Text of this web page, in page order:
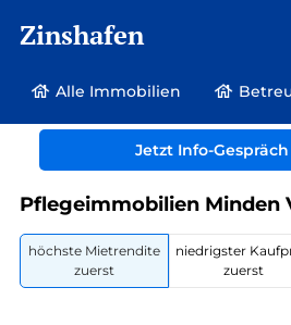
Zinshafen
Alle Immobilien
Jetzt Info-
Betreutes Wohnen und Pflegeimmobilien
Minden
Pflegeimmobilien Minden
höchste Mietrendite
zuerst
niedrigster
zuerst